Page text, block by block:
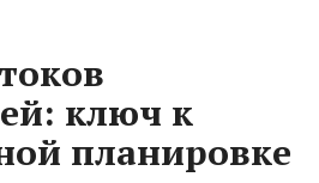
ключ к
планировке